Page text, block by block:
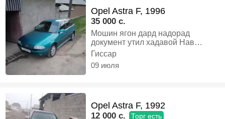
Opel Astra F, 1996
35 000 c.
Мошин ягон дард надорад
документ утил хадавой Нав
кадаги харидори аник Боша занг
занад, Газ-бензин, Механика,
Хэтчбек
Гиссар
09 июля
Opel Astra F, 1992
12 000 c. Торг есть